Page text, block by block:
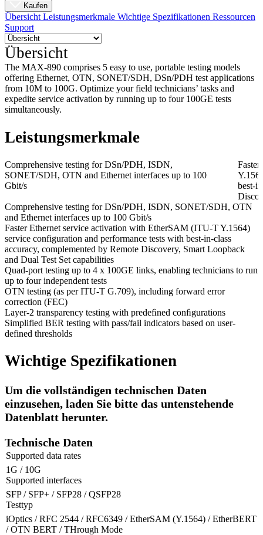
Kaufen
Übersicht Leistungsmerkmale Wichtige Spezifikationen Ressourcen
Support
Übersicht
The MAX-890 comprises 5 easy to use, portable testing models
offering Ethernet, OTN, SONET/SDH, DSn/PDH test applications
from 10M to 100G. Optimize your field technicians’ tasks and
expedite service activation by running up to four 100GE tests
simultaneously.
Leistungsmerkmale
Comprehensive testing for DSn/PDH, ISDN,
SONET/SDH, OTN and Ethernet interfaces up to 100
Gbit/s
best-
Comprehensive testing for DSn/PDH, ISDN, SONET/SDH, OTN
and Ethernet interfaces up to 100 Gbit/s
Faster Ethernet service activation with EtherSAM (ITU-T Y.1564)
service configuration and performance tests with best-in-class
accuracy, complemented by Remote Discovery, Smart Loopback
and Dual Test Set capabilities
Quad-port testing up to 4 x 100GE links, enabling technicians to run
up to four independent tests
OTN testing (as per ITU-T G.709), including forward error
correction (FEC)
Layer-2 transparency testing with predeﬁned conﬁgurations
Simplified BER testing with pass/fail indicators based on user-
defined thresholds
Wichtige Spezifikationen
Um die vollständigen technischen Daten
einzusehen, laden Sie bitte das untenstehende
Datenblatt herunter.
Technische Daten
Supported data rates
1G / 10G
Supported interfaces
SFP / SFP+ / SFP28 / QSFP28
Testtyp
iOptics / RFC 2544 / RFC6349 / EtherSAM (Y.1564) / EtherBERT
/ OTN BERT / THrough Mode